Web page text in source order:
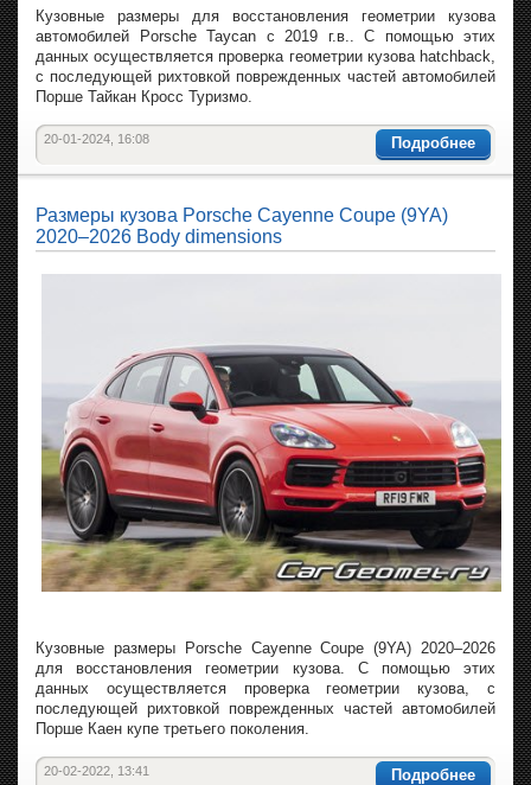
Кузовные размеры для восстановления геометрии кузова
автомобилей Porsche Taycan с 2019 г.в.. С помощью этих
данных осуществляется проверка геометрии кузова hatchback,
с последующей рихтовкой поврежденных частей автомобилей
Порше Тайкан Кросс Туризмо.
Подробнее
20-01-2024, 16:08
Размеры кузова Porsche Cayenne Coupe (9YA)
2020–2026 Body dimensions
Кузовные размеры Porsche Cayenne Coupe (9YA) 2020–2026
для восстановления геометрии кузова. С помощью этих
данных осуществляется проверка геометрии кузова, с
последующей рихтовкой поврежденных частей автомобилей
Порше Каен купе третьего поколения.
Подробнее
20-02-2022, 13:41